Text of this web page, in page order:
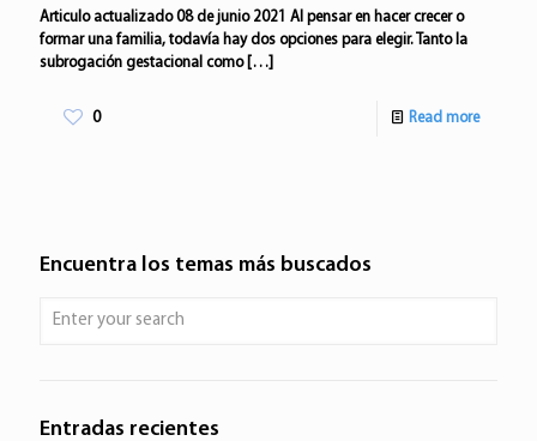
Articulo actualizado 08 de junio 2021 Al pensar en hacer crecer o
formar una familia, todavía hay dos opciones para elegir. Tanto la
subrogación gestacional como[…]
0 Read more
Encuentra los temas más buscados
Entradas recientes